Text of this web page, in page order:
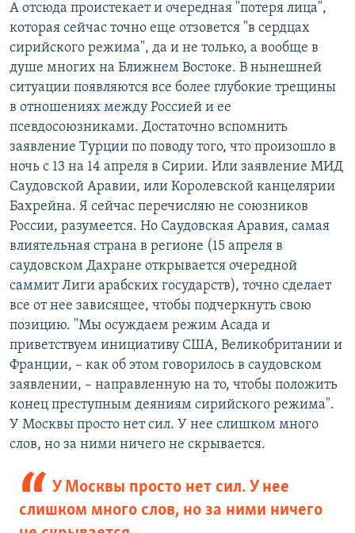
А отсюда проистекает и очередная "потеря лица",
которая сейчас точно еще отзовется "в сердцах
сирийского режима", да и не только, а вообще в
душе многих на Ближнем Востоке. В нынешней
ситуации появляются все более глубокие трещины
в отношениях между Россией и ее
псевдосоюзниками. Достаточно вспомнить
заявление Турции по поводу того, что произошло в
ночь с 13 на 14 апреля в Сирии. Или заявление МИД
Саудовской Аравии, или Королевской канцелярии
Бахрейна. Я сейчас перечисляю не союзников
России, разумеется. Но Саудовская Аравия, самая
влиятельная страна в регионе (15 апреля в
саудовском Дахране открывается очередной
саммит Лиги арабских государств), точно сделает
все от нее зависящее, чтобы подчеркнуть свою
позицию. "Мы осуждаем режим Асада и
приветствуем инициативу США, Великобритании и
Франции, – как об этом говорилось в саудовском
заявлении, – направленную на то, чтобы положить
конец преступным деяниям сирийского режима".
У Москвы просто нет сил. У нее слишком много
слов, но за ними ничего не скрывается.
У Москвы просто нет сил. У нее
слишком много слов, но за ними ничего